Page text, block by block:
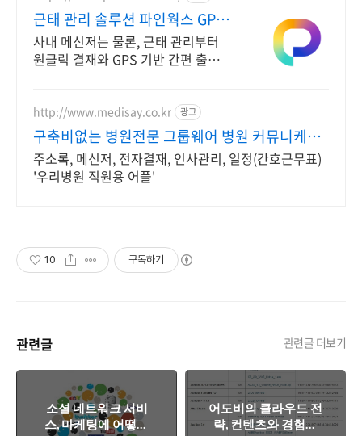
근태 관리 솔루션 파인웍스 GPS
기반 출퇴근 기록
사내 메신저는 물론, 근태 관리부터
원클릭 결재와 GPS 기반 간편 출퇴근
http://www.medisay.co.kr 광고
구축비없는 병원전문 그룹웨어 병원 커뮤니케이
션 플랫폼
주소록, 메신저, 전자결재, 인사관리, 일정(간호근무표)
'우리병원 직원용 어플'
10 구독하기
관련글 관련글 더보기
소셜 네트워크 서비
스, 마케팅에 어떻게
어도비의 클라우드 전
략, 컨텐츠와 경험을